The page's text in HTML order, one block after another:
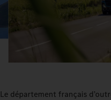
Le département français